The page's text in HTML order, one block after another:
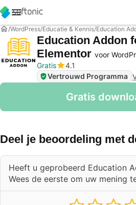
WordPress Educatie & Kennis Education
Education Addon
Elementor voor
Gratis
4.1
Vertrouwd Programma
Gratis
Deel je beoordeling met
Heeft u geprobeerd Education
Wees de eerste om uw mening